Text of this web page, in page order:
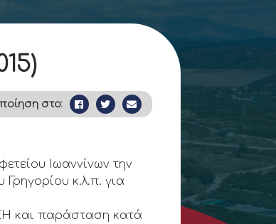
στο:
Ιωαννίνων την
κ.λ.π. για
και παράσταση κατά